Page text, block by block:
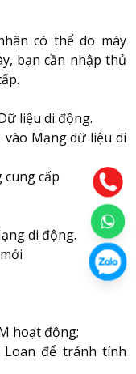
có thể do máy
bạn cần nhập thủ
liệu di động.
Mạng dữ liệu di
cấp
di động.
hoạt động;
để tránh tính